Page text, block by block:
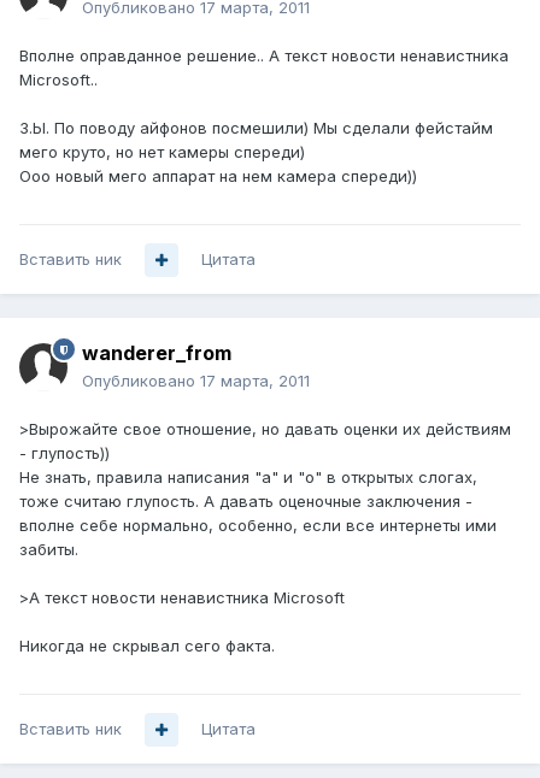
Опубликовано 17 марта, 2011
Вполне оправданное решение.. А текст новости ненавистника
Microsoft..
З.Ы. По поводу айфонов посмешили) Мы сделали фейстайм
мего круто, но нет камеры спереди)
Ооо новый мего аппарат на нем камера спереди))
Вставить ник Цитата
wanderer_from
Опубликовано 17 марта, 2011
>Вырожайте свое отношение, но давать оценки их действиям
- глупость))
Не знать, правила написания "а" и "о" в открытых слогах,
тоже считаю глупость. А давать оценочные заключения -
вполне себе нормально, особенно, если все интернеты ими
забиты.
>А текст новости ненавистника Microsoft
Никогда не скрывал сего факта.
Вставить ник Цитата